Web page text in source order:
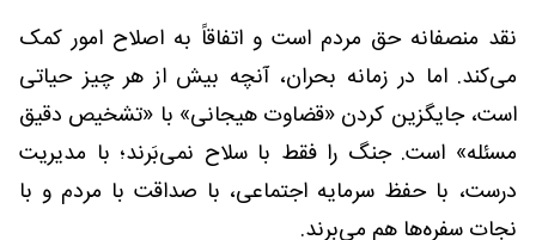
نقد منصفانه حق مردم است و اتفاقاً به اصلاح امور کمک
می‌کند. اما در زمانه بحران، آنچه بیش از هر چیز حیاتی
است، جایگزین کردن «قضاوت هیجانی» با «تشخیص دقیق
مسئله» است. جنگ را فقط با سلاح نمی‌بَرند؛ با مدیریت
درست، با حفظ سرمایه اجتماعی، با صداقت با مردم و با
نجات سفره‌ها هم می‌برند.